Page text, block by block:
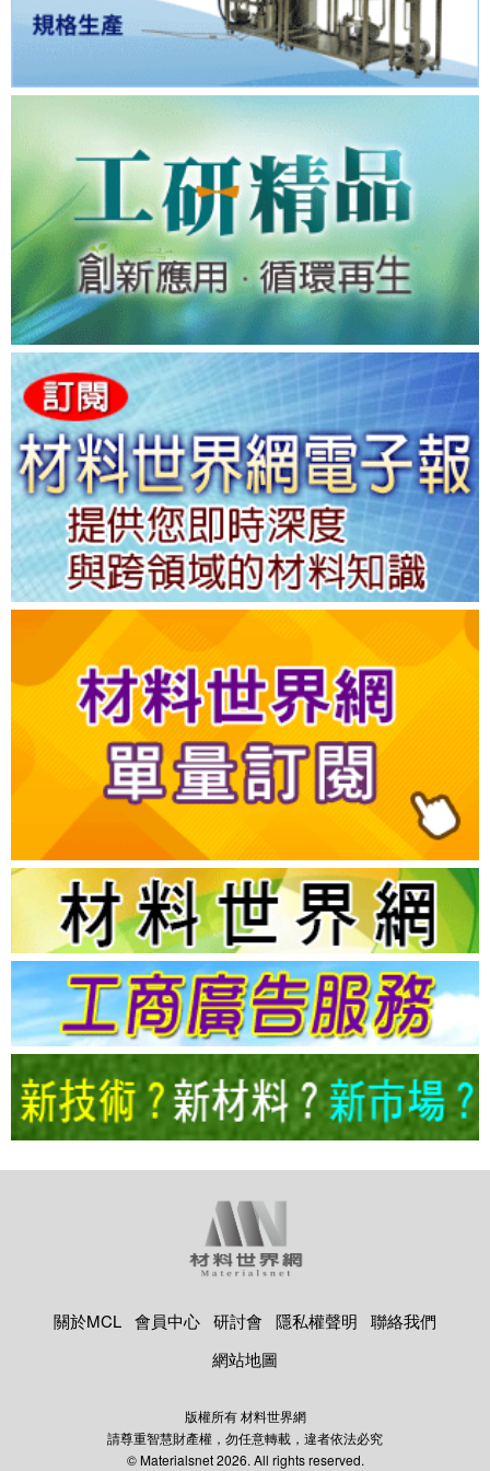
關於MCL 會員中心 研討會 隱私權聲明
聯絡我們
網站地圖
版權所有 材料世界網
請尊重智慧財產權，勿任意轉載，違者依法必究
© Materialsnet 2026. All rights reserved.